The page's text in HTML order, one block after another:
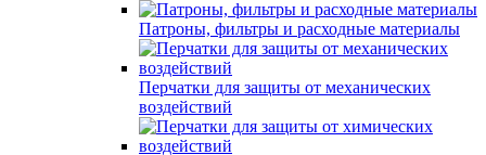
Патроны, фильтры и расходные материалы
Перчатки для защиты от механических
воздействий